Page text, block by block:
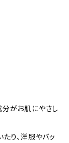
がお肌にやさし
り、洋服やバッ